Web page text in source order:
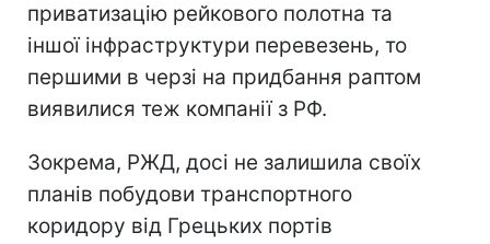
приватизацію рейкового полотна та
іншої інфраструктури перевезень, то
першими в черзі на придбання раптом
виявилися теж компанії з РФ.
Зокрема, РЖД, досі не залишила своїх
планів побудови транспортного
коридору від Грецьких портів